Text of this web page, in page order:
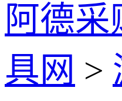
阿德采
具网 >